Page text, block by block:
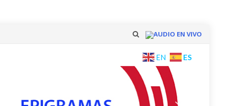
AUDIO EN VIVO
Skip
content
EN ES